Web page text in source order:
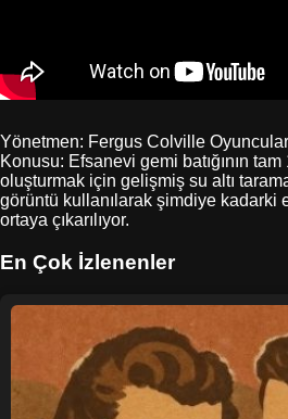
Yönetmen: Fergus Colville
Konusu: Efsanevi gemi batığının
oluşturmak için gelişmiş su altı
görüntü kullanılarak şimdiye kadarki
ortaya çıkarılıyor.
En Çok İzlenenler